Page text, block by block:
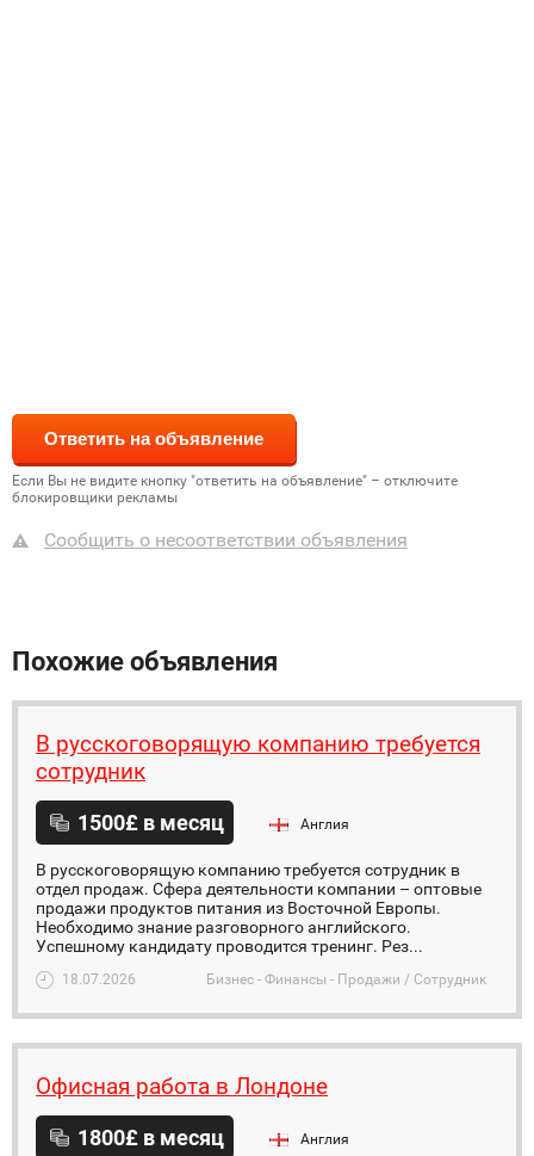
Если Вы не видите кнопку "ответить на объявление" – отключите
блокировщики рекламы
Сообщить о несоответствии объявления
Похожие объявления
В русскоговорящую компанию требуется
сотрудник
1500£ в месяц Англия
В русскоговорящую компанию требуется сотрудник в
отдел продаж. Сфера деятельности компании – оптовые
продажи продуктов питания из Восточной Европы.
Необходимо знание разговорного английского.
Успешному кандидату проводится тренинг. Рез...
18.07.2026 Бизнес - Финансы - Продажи / Сотрудник
Офисная работа в Лондоне
1800£ в месяц Англия